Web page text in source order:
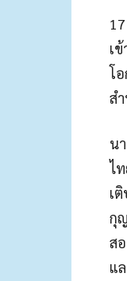
เ
โ
ส
น
ไ
เ
กุ
ส
แ